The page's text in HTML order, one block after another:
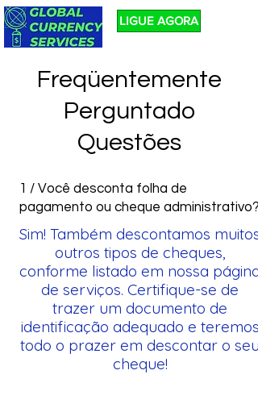
LIGUE AGORA
Freqüentemente
Perguntado
Questões
1 / Você desconta folha de
pagamento ou cheque administrativo?
Sim! Também descontamos muitos
outros tipos de cheques,
conforme listado em nossa página
de serviços. Certifique-se de
trazer um documento de
identificação adequado e teremos
todo o prazer em descontar o seu
cheque!